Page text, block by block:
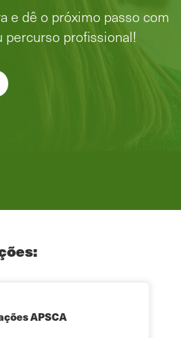
e dê o próximo passo com
percurso profissional!
APSCA